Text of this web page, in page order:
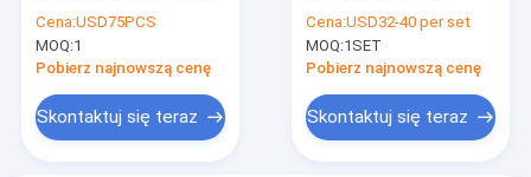
Led T8 Świetlówka
1200mm
Cena:USD75PCS
MOQ:1
Pobierz najnowszą cenę
Skontaktuj się teraz
Fixture Materiał GRP
Światło
fluorescencyjne do
wybuchowej
Cena:USD32-40 per set
MOQ:1SET
Pobierz najnowszą cenę
Skontaktuj się teraz